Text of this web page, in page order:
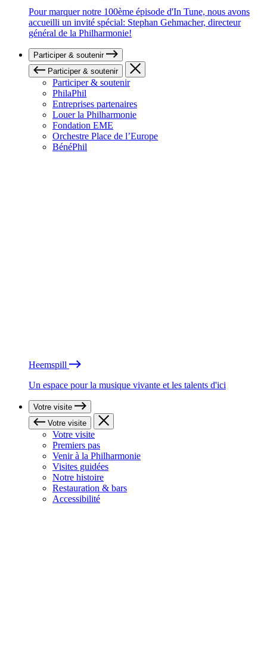
Pour marquer notre 100ème épisode d'In Tune, nous avons
accueilli un invité spécial: Stephan Gehmacher, directeur
général de la Philharmonie!
Participer & soutenir
Participer & soutenir
Participer & soutenir
PhilaPhil
Entreprises partenaires
Louer la Philharmonie
Fondation EME
Orchestre Place de l’Europe
BénéPhil
Heemspill
Un espace pour la musique vivante et les talents d'ici
Votre visite
Votre visite
Votre visite
Premiers pas
Venir à la Philharmonie
Visites guidées
Notre histoire
Restauration & bars
Accessibilité